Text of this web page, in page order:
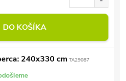
DO KOŠÍKA
240x330 cm TA29087